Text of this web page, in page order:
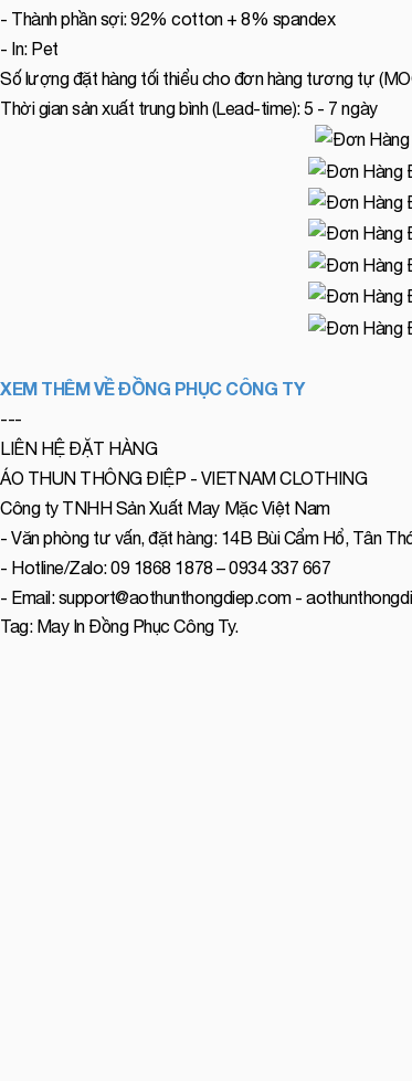
- Thành phần sợi: 92% cotton + 8% spandex
- In: Pet
Số lượng đặt hàng tối thiểu cho đơn hàng tương tự
Thời gian sản xuất trung bình (Lead-time): 5 - 7 ngày
XEM THÊM VỀ ĐỒNG PHỤC CÔNG TY
---
LIÊN HỆ ĐẶT HÀNG
ÁO THUN THÔNG ĐIỆP - VIETNAM CLOTHING
Công ty TNHH Sản Xuất May Mặc Việt Nam
- Văn phòng tư vấn, đặt hàng: 14B Bùi Cẩm Hổ, Tân
- Hotline/Zalo: 09 1868 1878 – 0934 337 667
- Email: support@aothunthongdiep.com -
Tag: May In Đồng Phục Công Ty.